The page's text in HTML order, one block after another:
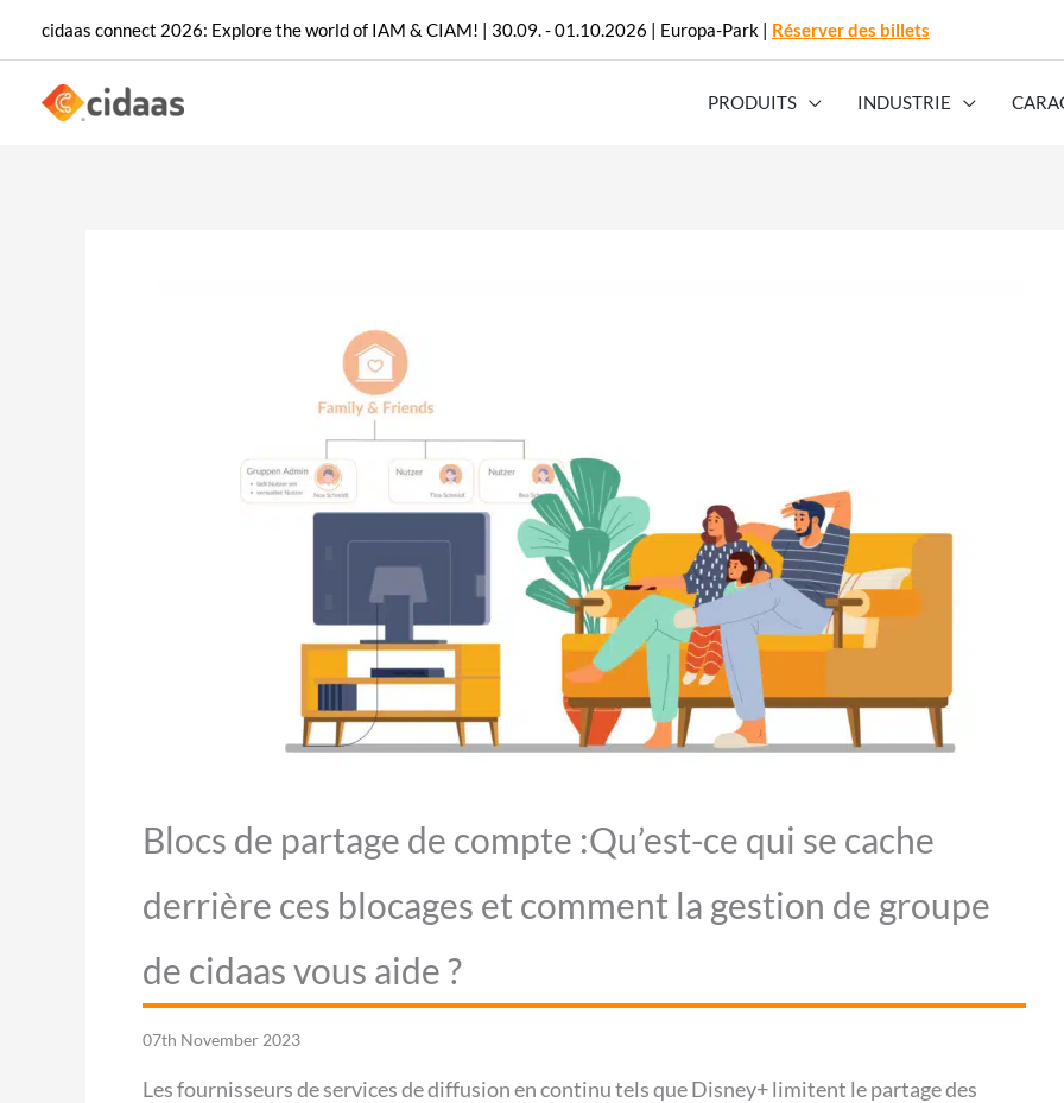
au
contenu
cidaas connect 2026: Explore the world of IAM & CIAM! | 30.09. - 01.10.2026 | Europa-Park | Réserver des billets
PRODUITS INDUSTRIE
Blocs de partage de compte :Qu’est-ce qui se cache
derrière ces blocages et comment la gestion de groupe
de cidaas vous aide ?
07th November 2023
Les fournisseurs de services de diffusion en continu tels que Disney+ limitent le partage des